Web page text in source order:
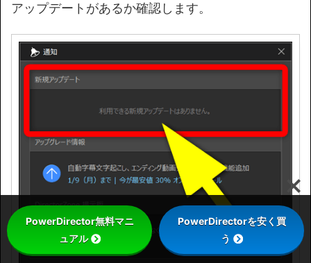
アップデートがあるか確認します。
PowerDirector無料マニ
ュアル
PowerDirectorを安く買
う